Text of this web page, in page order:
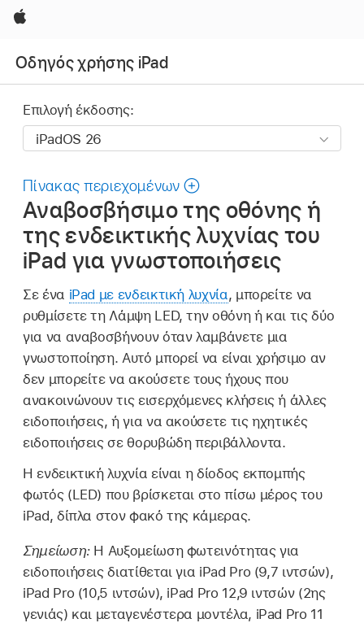
Apple
Οδηγός χρήσης iPad
Επιλογή έκδοσης:
Πίνακας περιεχομένων
Αναβοσβήσιμο της οθόνης ή
της ενδεικτικής λυχνίας του
iPad για γνωστοποιήσεις
Σε ένα iPad με ενδεικτική λυχνία, μπορείτε να
ρυθμίσετε τη Λάμψη LED, την οθόνη ή και τις δύο
για να αναβοσβήνουν όταν λαμβάνετε μια
γνωστοποίηση. Αυτό μπορεί να είναι χρήσιμο αν
δεν μπορείτε να ακούσετε τους ήχους που
ανακοινώνουν τις εισερχόμενες κλήσεις ή άλλες
ειδοποιήσεις, ή για να ακούσετε τις ηχητικές
ειδοποιήσεις σε θορυβώδη περιβάλλοντα.
Η ενδεικτική λυχνία είναι η δίοδος εκπομπής
φωτός (LED) που βρίσκεται στο πίσω μέρος του
iPad, δίπλα στον φακό της κάμερας.
Σημείωση: Η Αυξομείωση φωτεινότητας για
ειδοποιήσεις διατίθεται για iPad Pro (9,7 ιντσών),
iPad Pro (10,5 ιντσών), iPad Pro 12,9 ιντσών (2ης
γενιάς) και μεταγενέστερα μοντέλα, iPad Pro 11